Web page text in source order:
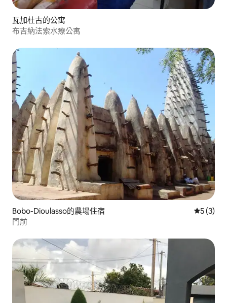
瓦加杜古的公寓
布吉納法索水療公寓
Bobo-Dioulasso的農場住宿 從 3 則評
5 (3)
門前